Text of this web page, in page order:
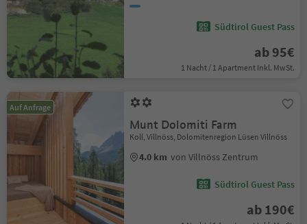
Südtirol Guest Pass
ab 95€
1 Nacht / 1 Apartment Inkl. MwSt.
Auf Anfrage
Munt Dolomiti Farm
Koll, Villnöss, Dolomitenregion Lüsen Villnöss
4.0 km von Villnöss Zentrum
Südtirol Guest Pass
ab 190€